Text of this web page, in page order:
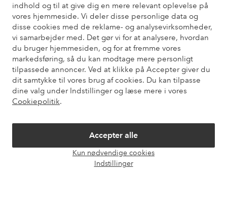
indhold og til at give dig en mere relevant oplevelse på
vores hjemmeside. Vi deler disse personlige data og
disse cookies med de reklame- og analysevirksomheder,
vi samarbejder med. Det gør vi for at analysere, hvordan
du bruger hjemmesiden, og for at fremme vores
markedsføring, så du kan modtage mere personligt
tilpassede annoncer. Ved at klikke på Accepter giver du
dit samtykke til vores brug af cookies. Du kan tilpasse
dine valg under Indstillinger og læse mere i vores
Cookiepolitik.
Accepter alle
Kun nødvendige cookies
Indstillinger
Du kan finde svar på de oftest stillede spørgsmål i vores FAQ.
Du kan også finde oplysninger om, hvordan du kontakter os.
Kundeservice Bestilling Betalingsmåde
Mine sider